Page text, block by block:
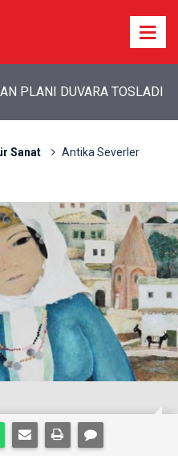
PLANI DUVARA TOSLADI
Sanat
Antika Severler